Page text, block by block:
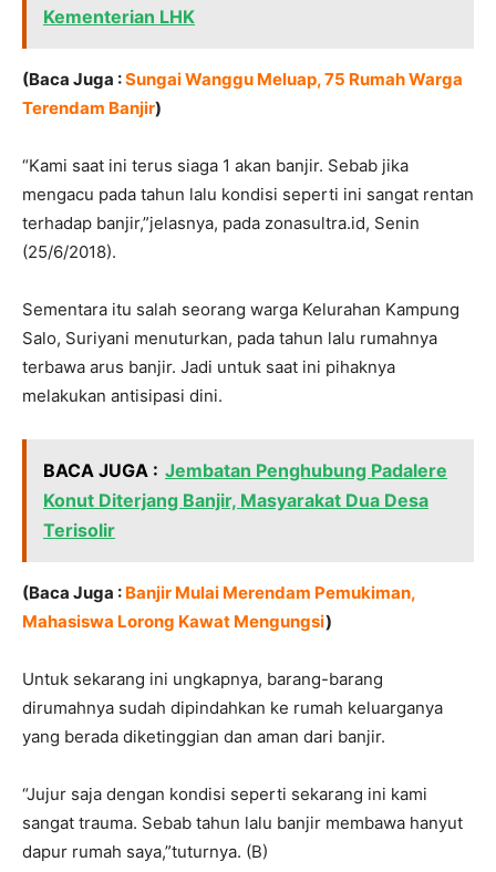
Kementerian LHK
(Baca Juga :Sungai Wanggu Meluap, 75 Rumah Warga
Terendam Banjir)
“Kami saat ini terus siaga 1 akan banjir. Sebab jika
mengacu pada tahun lalu kondisi seperti ini sangat rentan
terhadap banjir,”jelasnya, pada zonasultra.id, Senin
(25/6/2018).
Sementara itu salah seorang warga Kelurahan Kampung
Salo, Suriyani menuturkan, pada tahun lalu rumahnya
terbawa arus banjir. Jadi untuk saat ini pihaknya
melakukan antisipasi dini.
BACA JUGA : Jembatan Penghubung Padalere
Konut Diterjang Banjir, Masyarakat Dua Desa
Terisolir
(Baca Juga : Banjir Mulai Merendam Pemukiman,
Mahasiswa Lorong Kawat Mengungsi)
Untuk sekarang ini ungkapnya, barang-barang
dirumahnya sudah dipindahkan ke rumah keluarganya
yang berada diketinggian dan aman dari banjir.
“Jujur saja dengan kondisi seperti sekarang ini kami
sangat trauma. Sebab tahun lalu banjir membawa hanyut
dapur rumah saya,”tuturnya. (B)